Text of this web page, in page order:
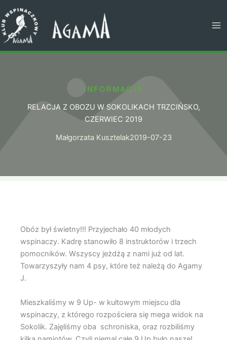
do
treści
INFORMACJE
RELACJA Z OBOZU W SOKOLIKACH TRZCIŃSKO,
CZERWIEC 2019
Małgorzata Kusztelak2019-07-23
Obóz był świetny!!! Przyjechało 40 młodych
wspinaczy. Kadrę stanowiło 8 instruktorów i trzech
pomocników. Wszyscy jeżdżą z nami już od lat.
Towarzyszyły nam 4 psy, które też należą do Agamy
J.
Mieszkaliśmy w 9 Up- w kultowym miejscu dla
wspinaczy, z którego rozpościera się mega widok na
Sokolik. Zajęliśmy oba schroniska, oraz rozbiliśmy